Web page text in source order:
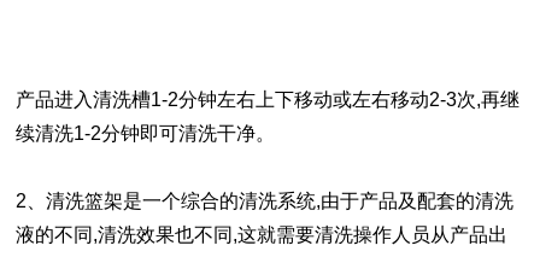
产品进入清洗槽1-2分钟左右上下移动或左右移动2-3次,再继
续清洗1-2分钟即可清洗干净。
2、清洗篮架是一个综合的清洗系统,由于产品及配套的清洗
液的不同,清洗效果也不同,这就需要清洗操作人员从产品出